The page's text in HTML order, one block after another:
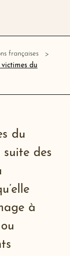
françaises
du
du
des
à